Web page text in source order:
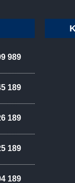
989
189
189
189
189